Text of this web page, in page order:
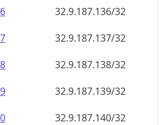
32.9.187.136/32
32.9.187.137/32
32.9.187.138/32
32.9.187.139/32
32.9.187.140/32